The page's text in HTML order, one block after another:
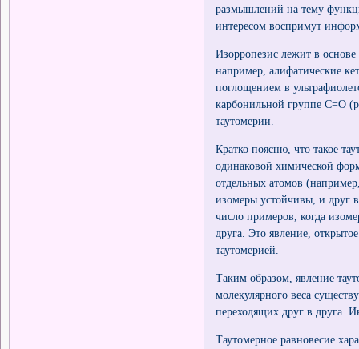
размышлений на тему
интересом воспримут
Изорропезис лежит в
например, алифатические
поглощением в
карбонильной группе С=О
таутомерии.
Кратко поясню, что такое
одинаковой химической
отдельных атомов
изомеры устойчивы, и друг
число примеров, когда
друга. Это явление,
таутомерией.
Таким образом, явление
молекулярного веса
переходящих друг в друга.
Таутомерное равновесие